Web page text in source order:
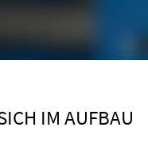
IM AUFBAU